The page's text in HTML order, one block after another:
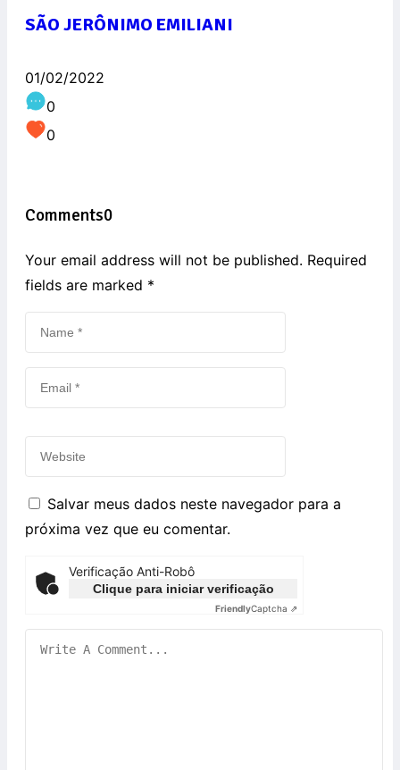
SÃO JERÔNIMO EMILIANI
01/02/2022
0
0
Comments0
Your email address will not be published. Required
fields are marked *
Salvar meus dados neste navegador para a
próxima vez que eu comentar.
Verificação Anti-Robô
Clique para iniciar verificação
FriendlyCaptcha ⇗